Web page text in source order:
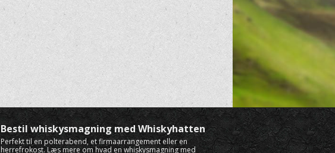
Bestil whiskysmagning med Whiskyhatten
Perfekt til en polterabend, et firmaarrangement eller en
herrefrokost. Læs mere om hvad en whiskysmagning med